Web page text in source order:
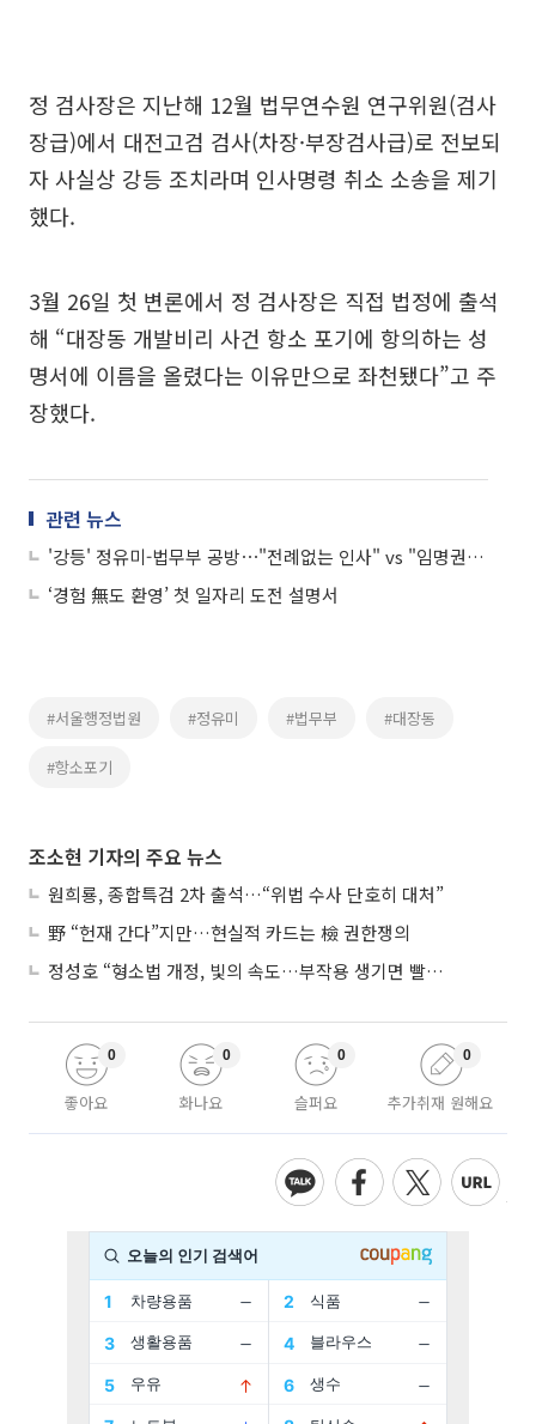
정 검사장은 지난해 12월 법무연수원 연구위원(검사
장급)에서 대전고검 검사(차장·부장검사급)로 전보되
자 사실상 강등 조치라며 인사명령 취소 소송을 제기
했다.
3월 26일 첫 변론에서 정 검사장은 직접 법정에 출석
해 “대장동 개발비리 사건 항소 포기에 항의하는 성
명서에 이름을 올렸다는 이유만으로 좌천됐다”고 주
장했다.
관련 뉴스
'강등' 정유미-법무부 공방⋯"전례없는 인사" vs "임명권자 재량"
‘경험 無도 환영’ 첫 일자리 도전 설명서
#서울행정법원 #정유미 #법무부 #대장동
#항소포기
조소현 기자의 주요 뉴스
원희룡, 종합특검 2차 출석…“위법 수사 단호히 대처”
野 “헌재 간다”지만…현실적 카드는 檢 권한쟁의
정성호 “형소법 개정, 빛의 속도…부작용 생기면 빨리 고쳐야”
좋아요
0
화나요
0
슬퍼요
0
추가취재 원해요
0